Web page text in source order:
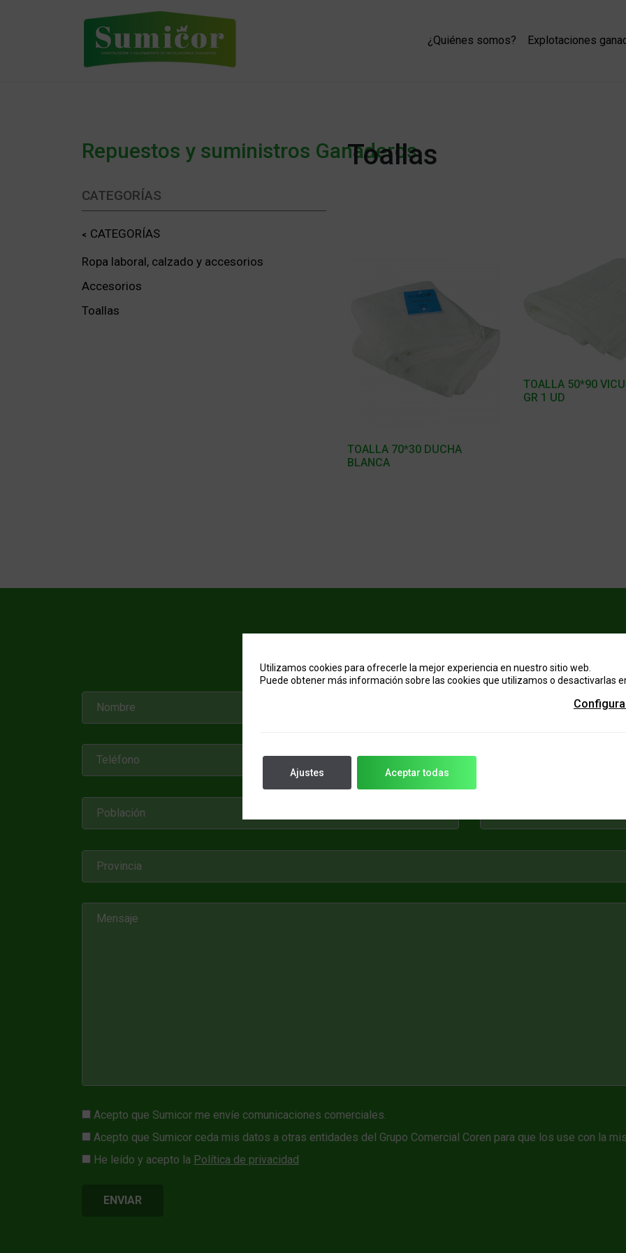
¿Quiénes somos? Explotaciones
Repuestos y suministros Ganaderos
CATEGORÍAS
CATEGORÍAS
Ropa laboral, calzado y accesorios
Accesorios
Toallas
Toallas
TOALLA 70*30 DUCHA
BLANCA
TOALLA 50*90
GR 1 UD
Acepto que Sumicor me envíe comunicaciones comerciales.
Acepto que Sumicor ceda mis datos a otras entidades del Grupo Comercial Coren para que los use con la
He leído y acepto la Política de privacidad
Utilizamos cookies para ofrecerle la mejor experiencia en nuestro sitio web.
Puede obtener más información sobre las cookies que utilizamos o desactivarlas
Aceptar todas
Ajustes